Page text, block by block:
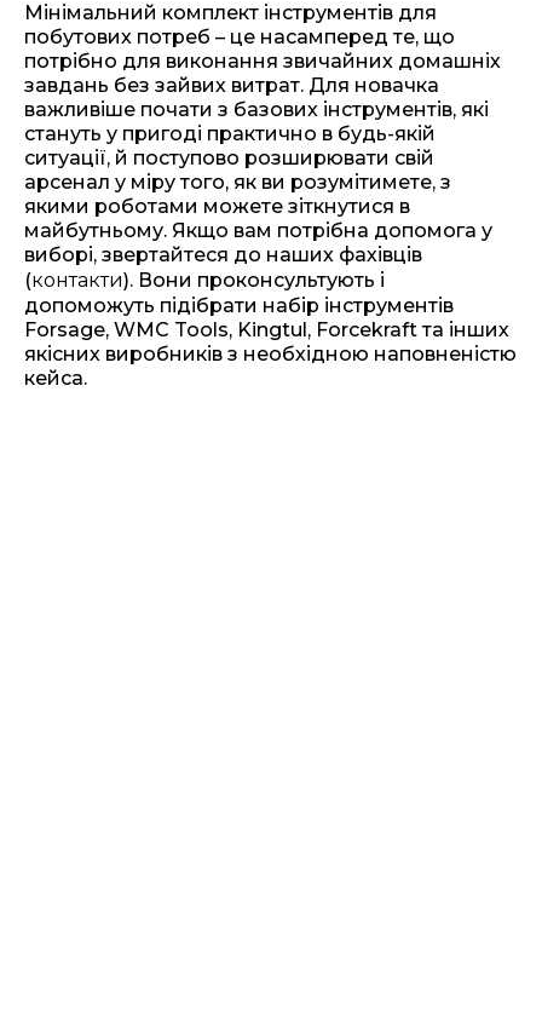
Мінімальний комплект інструментів для
побутових потреб – це насамперед те, що
потрібно для виконання звичайних домашніх
завдань без зайвих витрат. Для новачка
важливіше почати з базових інструментів, які
стануть у пригоді практично в будь-якій
ситуації, й поступово розширювати свій
арсенал у міру того, як ви розумітимете, з
якими роботами можете зіткнутися в
майбутньому. Якщо вам потрібна допомога у
виборі, звертайтеся до наших фахівців
(контакти). Вони проконсультують і
допоможуть підібрати набір інструментів
Forsage, WMC Tools, Kingtul, Forcekraft та інших
якісних виробників з необхідною наповненістю
кейса.